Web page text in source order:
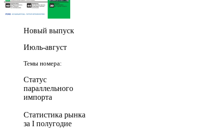
Новый выпуск
Июль-август
Темы номера:
Статус
параллельного
импорта
Статистика рынка
за I полугодие